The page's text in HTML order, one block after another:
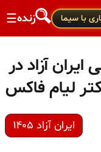
با سیما زنده☰
آزاد در
ایران آزاد ۱۴۰۵